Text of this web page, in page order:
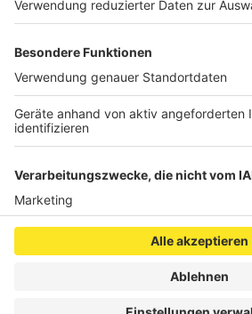
(Westfalen) bis Wuppertal - findet
Anzeige
Anzeige